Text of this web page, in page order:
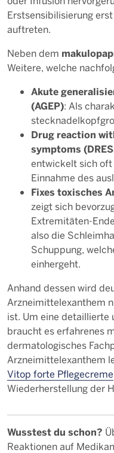
Erstsensibilisierung
auftreten.
Neben dem
Weitere, welche
Akute
(AGEP): Als
Drug reaction
symptoms
entwickelt sich oft
Einnahme des
Fixes toxisches
zeigt sich
Extremitäten-
also die
Schuppung,
einhergeht.
Anhand dessen wird
Arzneimittelexanthem
ist. Um eine detaillierte
braucht es erfahrenes
dermatologisches
Arzneimittelexanthem
Vitop forte Pflegecreme
Wiederherstellung der
Wusstest du schon?
Reaktionen auf